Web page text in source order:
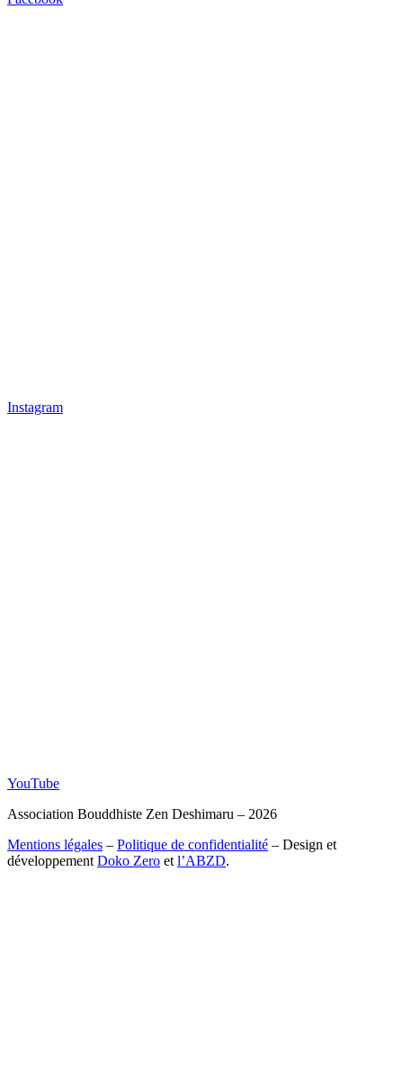
Instagram
YouTube
Association Bouddhiste Zen Deshimaru – 2026
Mentions légales – Politique de confidentialité – Design et
développement Doko Zero et l’ABZD.